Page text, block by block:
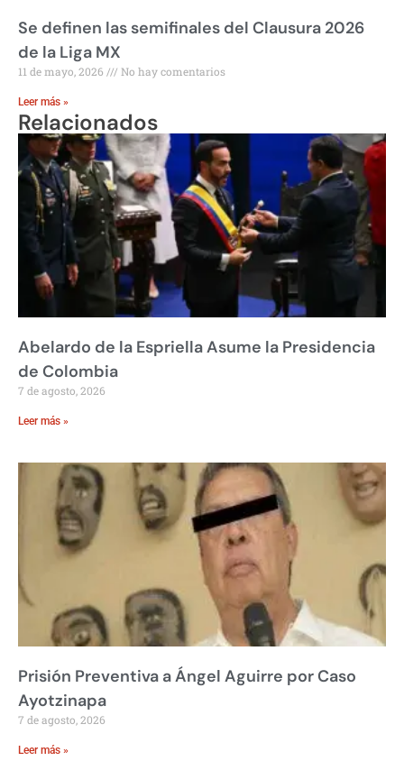
Se definen las semifinales del Clausura 2026
de la Liga MX
11 de mayo, 2026 No hay comentarios
Leer más »
Relacionados
Abelardo de la Espriella Asume la Presidencia
de Colombia
7 de agosto, 2026
Leer más »
Prisión Preventiva a Ángel Aguirre por Caso
Ayotzinapa
7 de agosto, 2026
Leer más »